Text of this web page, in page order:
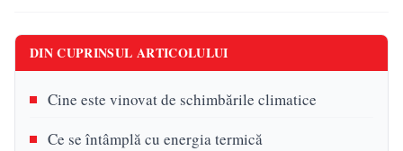
DIN CUPRINSUL ARTICOLULUI
Cine este vinovat de schimbările climatice
Ce se întâmplă cu energia termică